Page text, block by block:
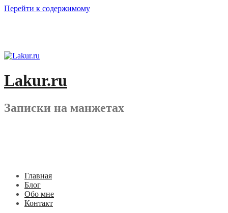
Перейти к содержимому
Lakur.ru
Записки на манжетах
Главная
Блог
Обо мне
Контакт